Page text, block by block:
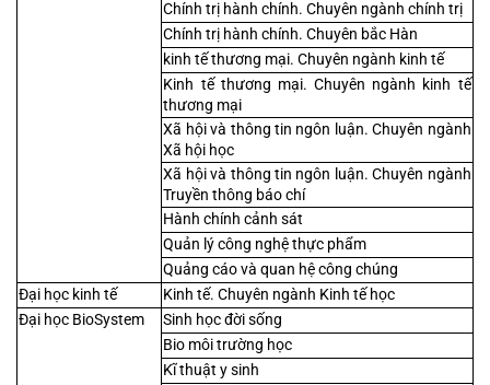
Chính trị hành chính. Chuyên ngành chính trị
Chính trị hành chính. Chuyên bắc Hàn
kinh tế thương mại. Chuyên ngành kinh tế
Kinh tế thương mại. Chuyên ngành kinh tế
thương mại
Xã hội và thông tin ngôn luận. Chuyên ngành
Xã hội học
Xã hội và thông tin ngôn luận. Chuyên ngành
Truyền thông báo chí
Hành chính cảnh sát
Quản lý công nghệ thực phẩm
Quảng cáo và quan hệ công chúng
Đại học kinh tế
Kinh tế. Chuyên ngành Kinh tế học
Đại học BioSystem
Sinh học đời sống
Bio môi trường học
Kĩ thuật y sinh